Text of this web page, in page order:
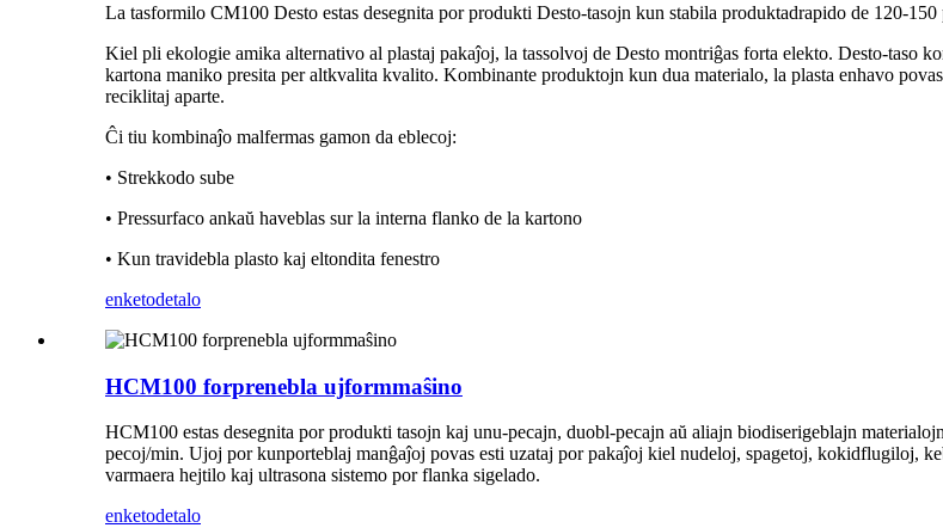
La tasformilo CM100 Desto estas desegnita por produkti Desto-tasojn kun stabila produktadrapido de 120-150
Kiel pli ekologie amika alternativo al plastaj pakaĵoj, la tassolvoj de Desto montriĝas forta elekto. Desto-taso
kartona maniko presita per altkvalita kvalito. Kombinante produktojn kun dua materialo, la plasta enhavo
reciklitaj aparte.
Ĉi tiu kombinaĵo malfermas gamon da eblecoj:
• Strekkodo sube
• Pressurfaco ankaŭ haveblas sur la interna flanko de la kartono
• Kun travidebla plasto kaj eltondita fenestro
enketodetalo
HCM100 forprenebla ujformmaŝino
HCM100 estas desegnita por produkti tasojn kaj unu-pecajn, duobl-pecajn aŭ aliajn biodiserigeblajn
pecoj/min. Ujoj por kunporteblaj manĝaĵoj povas esti uzataj por pakaĵoj kiel nudeloj, spagetoj, kokidflugiloj,
varmaera hejtilo kaj ultrasona sistemo por flanka sigelado.
enketodetalo